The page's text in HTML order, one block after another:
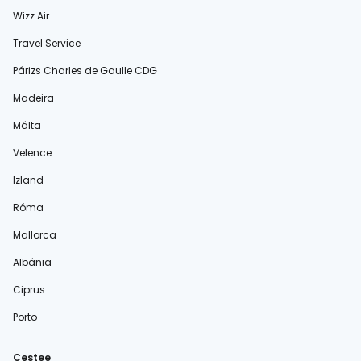
Wizz Air
Travel Service
Párizs Charles de Gaulle CDG
Madeira
Málta
Velence
Izland
Róma
Mallorca
Albánia
Ciprus
Porto
Cestee